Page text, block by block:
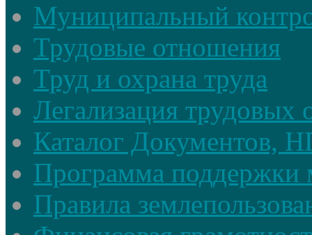
Муниципальный
Трудовые отношения
Труд и охрана труда
Легализация трудовых
Каталог Документов,
Программа поддержки
Правила